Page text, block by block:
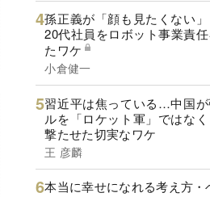
孫正義が「顔も見たくない
20代社員をロボット事業責
たワケ
小倉健一
習近平は焦っている…中国
ルを「ロケット軍」ではな
撃たせた切実なワケ
王 彦麟
本当に幸せになれる考え方・